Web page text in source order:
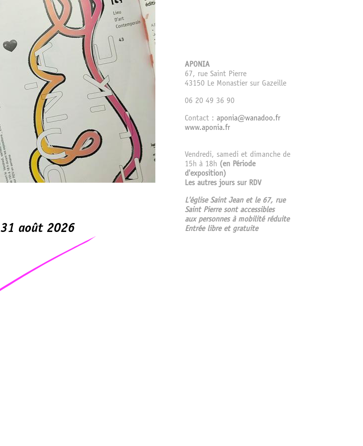
31 août 2026
APONIA
67, rue Saint Pierre
43150 Le Monastier sur Gazeille
06 20 49 36 90
Contact : aponia@wanadoo.fr
www.aponia.fr
Vendredi, samedi et dimanche de
15h à 18h (en Période
d'exposition)
Les autres jours sur RDV
L'église Saint Jean et le 67, rue
Saint Pierre sont accessibles
aux personnes à mobilité réduite
Entrée libre et gratuite